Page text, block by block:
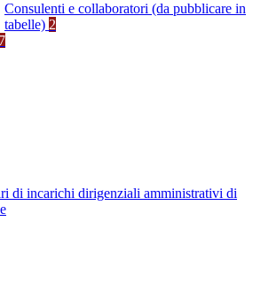
Consulenti e collaboratori (da pubblicare in
tabelle) 2
di incarichi dirigenziali amministrativi di